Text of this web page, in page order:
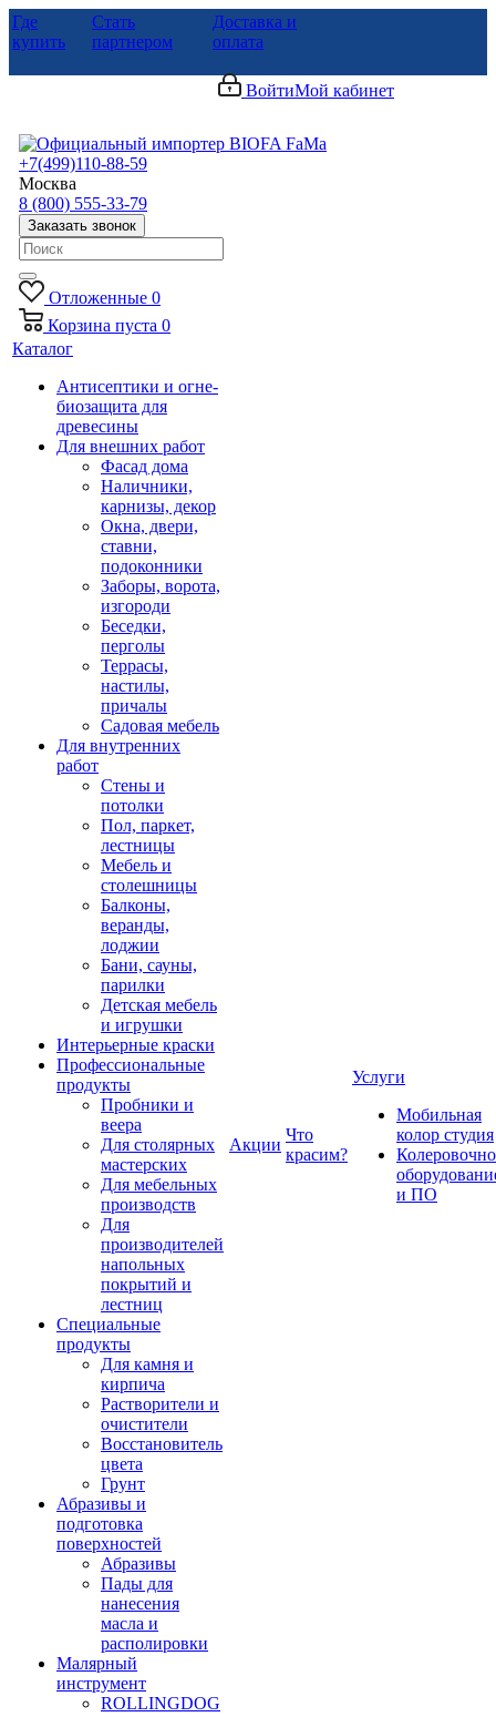
Где
купить
Стать
партнером
Доставка и
оплата
ВойтиМой кабинет
+7(499)110-88-59
Москва
8 (800) 555-33-79
Заказать звонок
Отложенные 0
Корзина пуста 0
Каталог
Антисептики и огне-
биозащита для
древесины
Для внешних работ
Фасад дома
Наличники,
карнизы, декор
Окна, двери,
ставни,
подоконники
Заборы, ворота,
изгороди
Беседки,
перголы
Террасы,
настилы,
причалы
Садовая мебель
Для внутренних
работ
Стены и
потолки
Пол, паркет,
лестницы
Мебель и
столешницы
Балконы,
веранды,
лоджии
Бани, сауны,
парилки
Детская мебель
и игрушки
Интерьерные краски
Профессиональные
продукты
Пробники и
веера
Для столярных
мастерских
Для мебельных
производств
Для
производителей
напольных
покрытий и
лестниц
Специальные
продукты
Для камня и
кирпича
Растворители и
очистители
Восстановитель
цвета
Грунт
Абразивы и
подготовка
поверхностей
Абразивы
Пады для
нанесения
масла и
располировки
Малярный
инструмент
ROLLINGDOG
Акции
Что
красим?
Услуги
Мобильная
колор студия
и ПО